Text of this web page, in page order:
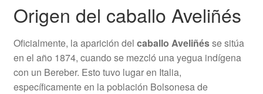
Origen del caballo Aveliñés
Oficialmente, la aparición del caballo Aveliñésse sitúa
en el año 1874, cuando se mezcló una yegua indígena
con un Bereber. Esto tuvo lugar en Italia,
específicamente en la población Bolsonesa de